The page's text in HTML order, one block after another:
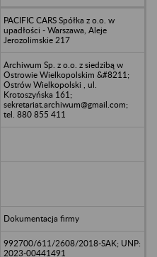
PACIFIC CARS Spółka z o.o. w
upadłości - Warszawa, Aleje
Jerozolimskie 217
Archiwum Sp. z o.o. z siedzibą w
Ostrowie Wielkopolskim &#8211;
Ostrów Wielkopolski , ul.
Krotoszyńska 161;
sekretariat.archiwum@gmail.com;
tel. 880 855 411
Dokumentacja firmy
992700/611/2608/2018-SAK; UNP:
2023-00441491